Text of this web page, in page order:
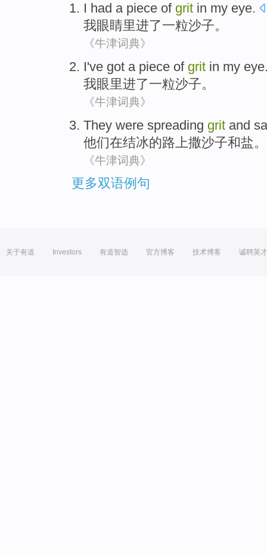
I had a piece of grit in my eye.
我眼睛里进了一粒沙子。
《牛津词典》
I've got a piece of grit in my
我眼里进了一粒沙子。
《牛津词典》
They were spreading grit and
他们在结冰的路上撒沙子和盐。
《牛津词典》
更多双语例句
关于有道 Investors 有道智选 官方博客 技术博客 诚聘英才